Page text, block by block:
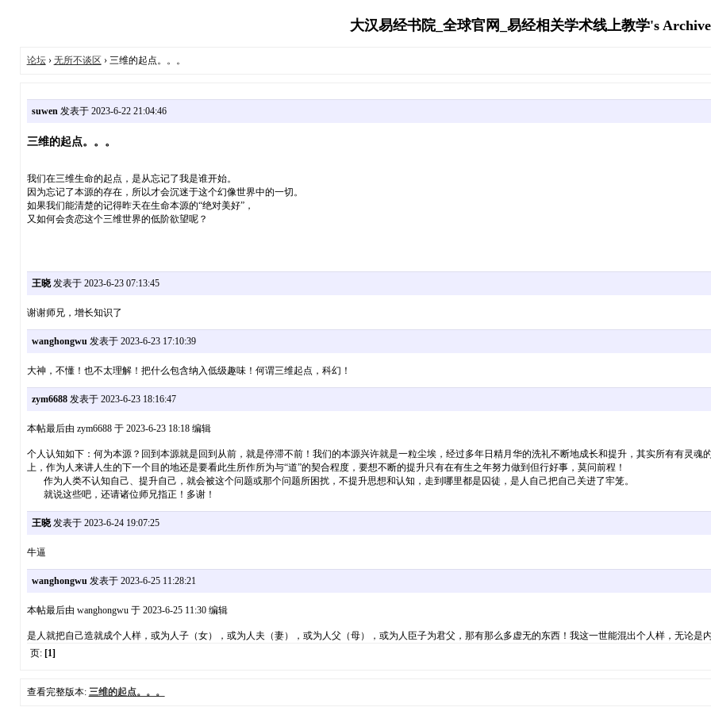
大汉易经书院_全球官网_易经相关学术线上教学's
论坛› 无所不谈区 › 三维的起点。。。
suwen发表于 2023-6-22 21:04:46
三维的起点。。。
我们在三维生命的起点，是从忘记了我是谁开始。
因为忘记了本源的存在，所以才会沉迷于这个幻像世界中的一切。
如果我们能清楚的记得昨天在生命本源的“绝对美好”，
又如何会贪恋这个三维世界的低阶欲望呢？
王晓发表于 2023-6-23 07:13:45
谢谢师兄，增长知识了
wanghongwu发表于 2023-6-23 17:10:39
大神，不懂！也不太理解！把什么包含纳入低级趣味！何谓三维起点，科幻！
zym6688发表于 2023-6-23 18:16:47
本帖最后由 zym6688 于 2023-6-23 18:18 编辑
个人认知如下：何为本源？回到本源就是回到从前，就是停滞不前！我们的本源兴许就是一粒尘埃，经过多年日精月华的洗礼不断地成长和提升，其实所有有灵
上，作为人来讲人生的下一个目的地还是要看此生所作所为与“道”的契合程度，要想不断的提升只有在有生之年努力做到但行好事，莫问前程！
作为人类不认知自己、提升自己，就会被这个问题或那个问题所困扰，不提升思想和认知，走到哪里都是囚徒，是人自己把自己关进了牢笼。
就说这些吧，还请诸位师兄指正！多谢！
王晓发表于 2023-6-24 19:07:25
牛逼
wanghongwu发表于 2023-6-25 11:28:21
本帖最后由 wanghongwu 于 2023-6-25 11:30 编辑
是人就把自己造就成个人样，或为人子（女），或为人夫（妻），或为人父（母），或为人臣子为君父，那有那么多虚无的东西！我这一世能混出个人样，无论是
页: [1]
查看完整版本: 三维的起点。。。